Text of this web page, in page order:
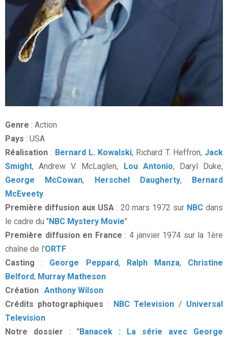
Genre : Action
Pays : USA
Réalisation : Bernard L. Kowalski, Richard T. Heffron, Jack
Smight, Andrew V. McLaglen, Lou Antonio, Daryl Duke,
George McCowan, Herschel Daugherty, Bernard
McEveety
Première diffusion aux USA : 20 mars 1972 sur NBC dans
le cadre du "NBC Mystery Movie"
Première diffusion en France : 4 janvier 1974 sur la 1ère
chaîne de l'ORTF
Casting : George Peppard, Ralph Manza, Christine
Belford, Murray Matheson
Création : Anthony Wilson
Crédits photographiques : NBC Television / Universal
Television
Notre dossier : "Banacek : La série avec George